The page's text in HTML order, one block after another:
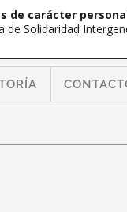
carácter
Solidaridad